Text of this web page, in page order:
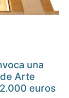
una
Arte
euros